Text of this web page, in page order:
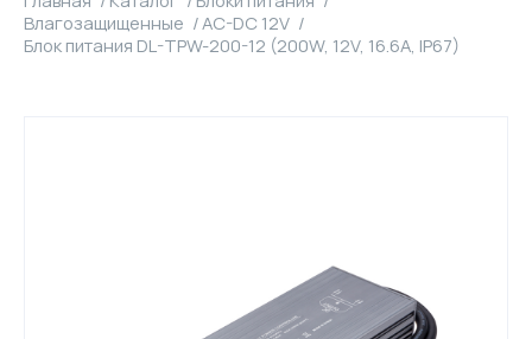
Влагозащищенные
AC-DC 12V
Блок питания DL-TPW-200-12 (200W, 12V, 16.6A, IP67)